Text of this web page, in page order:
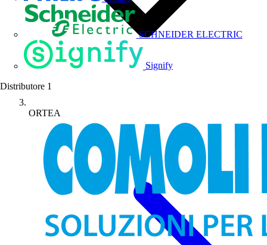
SCHNEIDER ELECTRIC
Signify
Distributore 1
ORTEA